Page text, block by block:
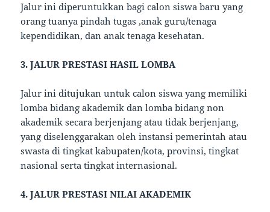
Jalur ini diperuntukkan bagi calon siswa baru yang
orang tuanya pindah tugas ,anak guru/tenaga
kependidikan, dan anak tenaga kesehatan.
3. JALUR PRESTASI HASIL LOMBA
Jalur ini ditujukan untuk calon siswa yang memiliki
lomba bidang akademik dan lomba bidang non
akademik secara berjenjang atau tidak berjenjang,
yang diselenggarakan oleh instansi pemerintah atau
swasta di tingkat kabupaten/kota, provinsi, tingkat
nasional serta tingkat internasional.
4. JALUR PRESTASI NILAI AKADEMIK